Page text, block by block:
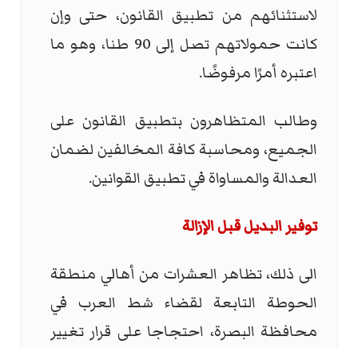
لاستثنائهم من تطبيق القانون، حتى وإن
كانت حمولاتهم تصل إلى 90 طنا، وهو ما
اعتبره أمرًا مرفوضًا.
وطالب المتظاهرون بتطبيق القانون على
الجميع، ومحاسبة كافة المخالفين لضمان
العدالة والمساواة في تطبيق القوانين.
توفير البديل قبل الإزالة
الى ذلك، تظاهر العشرات من أهالي منطقة
الحوطة التابعة لقضاء شط العرب في
محافظة البصرة، احتجاجا على قرار تغيير